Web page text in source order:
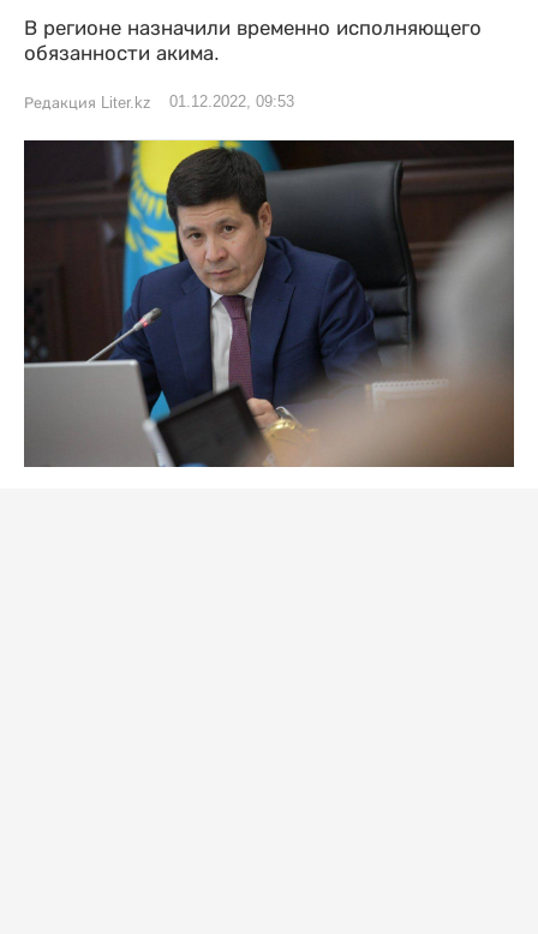
В регионе назначили временно исполняющего
обязанности акима.
Редакция Liter.kz 01.12.2022, 09:53